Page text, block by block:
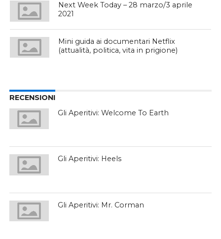
Next Week Today – 28 marzo/3 aprile
2021
Mini guida ai documentari Netflix
(attualità, politica, vita in prigione)
RECENSIONI
Gli Aperitivi: Welcome To Earth
Gli Aperitivi: Heels
Gli Aperitivi: Mr. Corman